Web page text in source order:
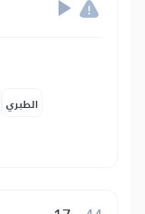
الطبري